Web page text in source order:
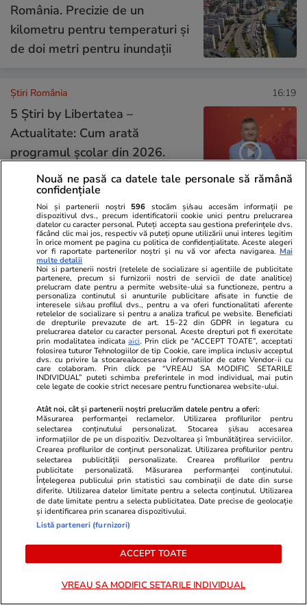
România. Precizie de un
kilometru pentru temperaturi și
de doi metri pentru inundații
Știri România 16:19
5 Știri by Libertatea –
Actualitate: Cum arată
programul şcolar din 2026.
Cum își bate joc CJ Vrancea de
eroii naţiunii
Știri România 14:13
Cine a fost Constantin Covaciu,
membru al staffului medical al
lui Dinamo, care a murit în
accidentul din Câmpulung
Muscel
17:00
Dacă ne-ar da Elena o băutură
din aia
muncești?
Nouă ne pasă ca datele tale personale să rămână
confidențiale
Noi și partenerii noștri 596 stocăm și/sau accesăm informații pe
dispozitivul dvs., precum identificatorii cookie unici pentru prelucrarea
datelor cu caracter personal. Puteți accepta sau gestiona preferințele dvs.
făcând clic mai jos, respectiv vă puteți opune utilizării unui interes legitim
în orice moment pe pagina cu politica de confidențialitate. Aceste alegeri
vor fi raportate partenerilor noștri și nu vă vor afecta navigarea. Mai
multe detalii
Noi si partenerii nostri (retelele de socializare si agentiile de publicitate
partenere, precum si furnizorii nostri de servicii de date analitice)
prelucram date pentru a permite website-ului sa functioneze, pentru a
personaliza continutul si anunturile publicitare afisate in functie de
interesele si/sau profilul dvs., pentru a va oferi functionalitati aferente
retelelor de socializare si pentru a analiza traficul pe website. Beneficiati
de drepturile prevazute de art. 15-22 din GDPR in legatura cu
prelucrarea datelor cu caracter personal. Aceste drepturi pot fi exercitate
prin modalitatea indicataaici. Prin click pe “ACCEPT TOATE”, acceptati
folosirea tuturor Tehnologiilor de tip Cookie, care implica inclusiv acceptul
dvs. cu privire la stocarea/accesarea informatiilor de catre Vendor-ii cu
care colaboram. Prin click pe “VREAU SA MODIFIC SETARILE
INDIVIDUAL” puteti schimba preferintele in mod individual, mai putin
cele legate de cookie strict necesare pentru functionarea website-ului.
Atât noi, cât și partenerii noștri prelucrăm datele pentru a oferi:
Măsurarea performanței reclamelor. Utilizarea profilurilor pentru
selectarea conținutului personalizat. Stocarea și/sau accesarea
informațiilor de pe un dispozitiv. Dezvoltarea și îmbunătățirea serviciilor.
Crearea profilurilor de conținut personalizat. Utilizarea profilurilor pentru
selectarea publicității personalizate. Crearea profilurilor pentru
publicitate personalizată. Măsurarea performanței conținutului.
Înțelegerea publicului prin statistici sau combinații de date din surse
diferite. Utilizarea datelor limitate pentru a selecta conținutul. Utilizarea
de date limitate pentru a selecta publicitatea. Date precise de geolocație
și identificarea prin scanarea dispozitivului.
Listă parteneri (furnizori)
ACCEPT TOATE
VREAU SA MODIFIC SETARILE INDIVIDUAL